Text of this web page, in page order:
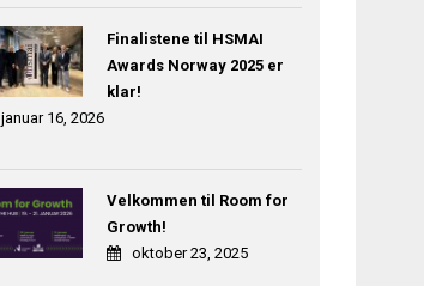
Finalistene til HSMAI
Awards Norway 2025 er
klar!
januar 16, 2026
Velkommen til Room for
Growth!
oktober 23, 2025